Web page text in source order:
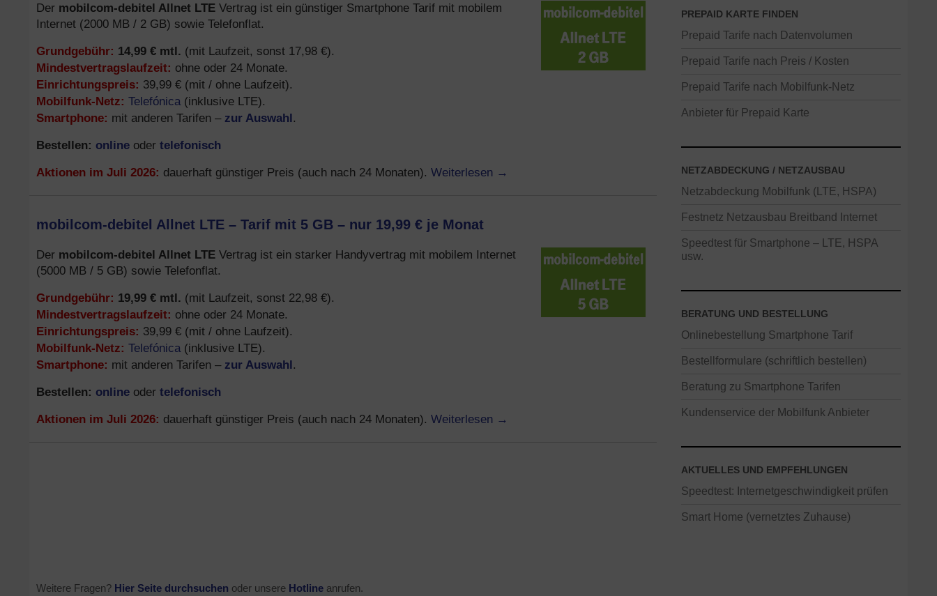
Der mobilcom-debitel Allnet LTE Vertrag ist ein günstiger Smartphone Tarif mit mobilem
Internet (2000 MB / 2 GB) sowie Telefonflat.
Grundgebühr: 14,99 € mtl. (mit Laufzeit, sonst 17,98 €).
Mindestvertragslaufzeit: ohne oder 24 Monate.
Einrichtungspreis: 39,99 € (mit / ohne Laufzeit).
Mobilfunk-Netz: Telefónica(inklusive LTE).
Smartphone: mit anderen Tarifen – zur Auswahl.
Bestellen: online oder telefonisch
Aktionen im Juli 2026: dauerhaft günstiger Preis (auch nach 24 Monaten). Weiterlesen →
mobilcom-debitel Allnet LTE – Tarif mit 5 GB – nur 19,99 € je Monat
Der mobilcom-debitel Allnet LTE Vertrag ist ein starker Handyvertrag mit mobilem Internet
(5000 MB / 5 GB) sowie Telefonflat.
Grundgebühr: 19,99 € mtl. (mit Laufzeit, sonst 22,98 €).
Mindestvertragslaufzeit: ohne oder 24 Monate.
Einrichtungspreis: 39,99 € (mit / ohne Laufzeit).
Mobilfunk-Netz: Telefónica(inklusive LTE).
Smartphone: mit anderen Tarifen – zur Auswahl.
Bestellen: online oder telefonisch
Aktionen im Juli 2026: dauerhaft günstiger Preis (auch nach 24 Monaten). Weiterlesen →
PREPAID KARTE FINDEN
Prepaid Tarife nach Datenvolumen
Prepaid Tarife nach Preis / Kosten
Prepaid Tarife nach Mobilfunk-Netz
Anbieter für Prepaid Karte
NETZABDECKUNG / NETZAUSBAU
Netzabdeckung Mobilfunk (LTE, HSPA)
Festnetz Netzausbau Breitband Internet
Speedtest für Smartphone – LTE, HSPA
usw.
BERATUNG UND BESTELLUNG
Onlinebestellung Smartphone Tarif
Bestellformulare (schriftlich bestellen)
Beratung zu Smartphone Tarifen
Kundenservice der Mobilfunk Anbieter
AKTUELLES UND EMPFEHLUNGEN
Speedtest: Internetgeschwindigkeit prüfen
Smart Home (vernetztes Zuhause)
Weitere Fragen? Hier Seite durchsuchen oder unsere Hotline anrufen.